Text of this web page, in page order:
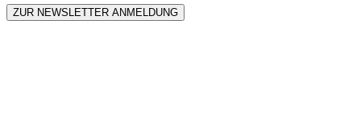
ZUR NEWSLETTER ANMELDUNG